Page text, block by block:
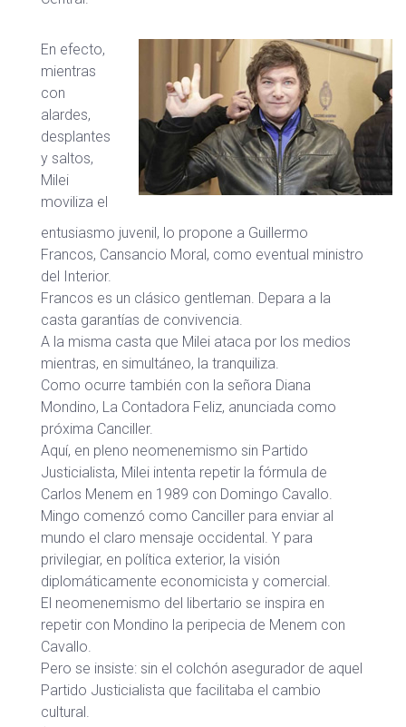
En efecto,
mientras
con
alardes,
desplantes
y saltos,
Milei
moviliza el
entusiasmo juvenil, lo propone a Guillermo
Francos, Cansancio Moral, como eventual ministro
del Interior.
Francos es un clásico gentleman. Depara a la
casta garantías de convivencia.
A la misma casta que Milei ataca por los medios
mientras, en simultáneo, la tranquiliza.
Como ocurre también con la señora Diana
Mondino, La Contadora Feliz, anunciada como
próxima Canciller.
Aquí, en pleno neomenemismo sin Partido
Justicialista, Milei intenta repetir la fórmula de
Carlos Menem en 1989 con Domingo Cavallo.
Mingo comenzó como Canciller para enviar al
mundo el claro mensaje occidental. Y para
privilegiar, en política exterior, la visión
diplomáticamente economicista y comercial.
El neomenemismo del libertario se inspira en
repetir con Mondino la peripecia de Menem con
Cavallo.
Pero se insiste: sin el colchón asegurador de aquel
Partido Justicialista que facilitaba el cambio
cultural.